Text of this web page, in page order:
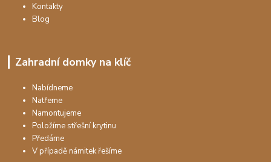
Kontakty
Blog
Zahradní domky na klíč
Nabídneme
Natřeme
Namontujeme
Položíme střešní krytinu
Předáme
V případě námitek řešíme